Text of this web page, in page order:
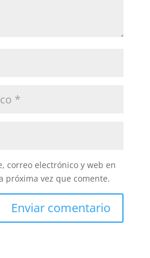
correo electrónico y web en
próxima vez que comente.